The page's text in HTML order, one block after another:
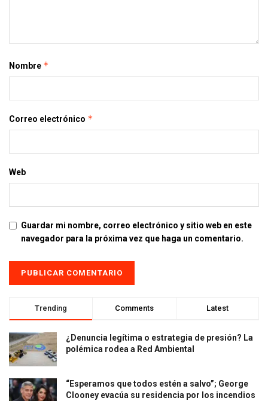
Nombre *
Correo electrónico *
Web
Guardar mi nombre, correo electrónico y sitio web en este
navegador para la próxima vez que haga un comentario.
Trending Comments Latest
¿Denuncia legítima o estrategia de presión? La
polémica rodea a Red Ambiental
“Esperamos que todos estén a salvo”; George
Clooney evacúa su residencia por los incendios